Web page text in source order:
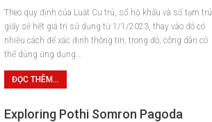
Theo quy định của Luật Cư trú, sổ hộ khẩu và sổ tạm trú
giấy sẽ hết giá trị sử dụng từ 1/1/2023, thay vào đó có
nhiều cách để xác định thông tin, trong đó, công dân có
thể dùng ứng dụng…
ĐỌC THÊM...
Exploring Pothi Somron Pagoda